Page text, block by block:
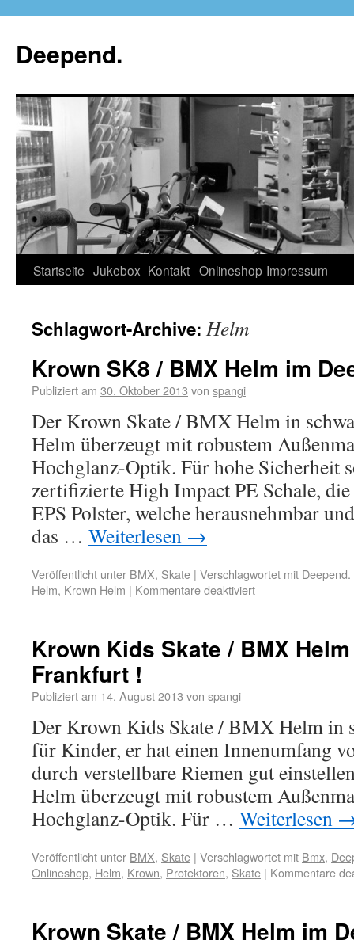
Deepend.
Startseite Jukebox Kontakt Onlineshop Impressum
Schlagwort-Archive: Helm
Krown SK8 / BMX Helm im
Publiziert am 30. Oktober 2013 von spangi
Der Krown Skate / BMX Helm in
Helm überzeugt mit robustem
Hochglanz-Optik. Für hohe Sicherheit
zertifizierte High Impact PE Schale,
EPS Polster, welche herausnehmbar
das … Weiterlesen →
Veröffentlicht unter BMX, Skate | Verschlagwortet mit
Helm, Krown Helm | Kommentare deaktiviert
Krown Kids Skate / BMX
Frankfurt !
Publiziert am 14. August 2013 von spangi
Der Krown Kids Skate / BMX Helm in
für Kinder, er hat einen Innenumfang
durch verstellbare Riemen gut
Helm überzeugt mit robustem
Hochglanz-Optik. Für … Weiterlesen
Veröffentlicht unter BMX, Skate | Verschlagwortet mit Bmx,
Onlineshop, Helm, Krown, Protektoren, Skate | Kommentare
Krown Skate / BMX Helm im